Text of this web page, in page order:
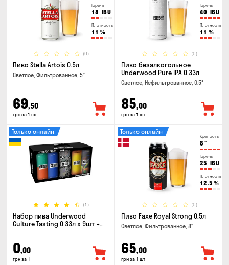
Горечь
18 IBU
Плотность
11 %
(0)
Пиво Stella Artois 0.5л
Светлое, Фильтрованное, 5°
69,50
грн за 1 шт
Горечь
40 IBU
Плотность
11 %
(0)
Пиво безалкогольное
Underwood Pure IPA 0.33л
Светлое, Нефильтрованное, 0.5°
85,00
грн за 1 шт
(1)
Только онлайн
Набор пива Underwood
Culture Tasting 0.33л x 9шт +
0,00
грн за 1
Крепость
8 °
Горечь
25 IBU
Плотность
12.5 %
(0)
Только онлайн
Пиво Faxe Royal Strong 0.5л
Светлое, Фильтрованное, 8°
65,00
грн за 1 шт